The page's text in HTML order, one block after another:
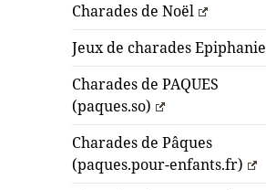
Charades de Noël
Jeux de charades Epiphanie
Charades de PAQUES
(paques.so)
Charades de Pâques
(paques.pour-enfants.fr)